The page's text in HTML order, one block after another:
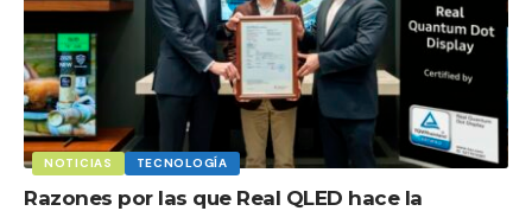
NOTICIAS TECNOLOGÍA
Razones por las que Real QLED hace la